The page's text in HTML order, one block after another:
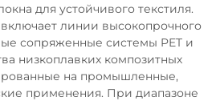
для устойчивого текстиля.
линии высокопрочного
сопряженные системы PET и
низкоплавких композитных
на промышленные,
применения. При диапазоне